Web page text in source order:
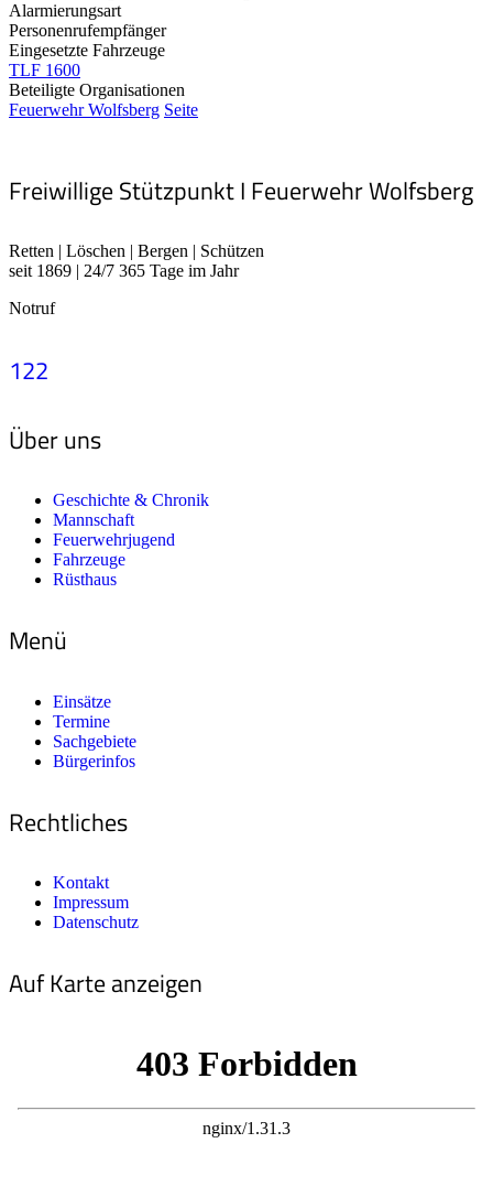
Alarmierungsart
Personenrufempfänger
Eingesetzte Fahrzeuge
TLF 1600
Beteiligte Organisationen
Feuerwehr Wolfsberg Seite
Freiwillige Stützpunkt I Feuerwehr Wolfsberg
Retten | Löschen | Bergen | Schützen
seit 1869 | 24/7 365 Tage im Jahr
Notruf
122
Über uns
Geschichte & Chronik
Mannschaft
Feuerwehrjugend
Fahrzeuge
Rüsthaus
Menü
Einsätze
Termine
Sachgebiete
Bürgerinfos
Rechtliches
Kontakt
Impressum
Datenschutz
Auf Karte anzeigen